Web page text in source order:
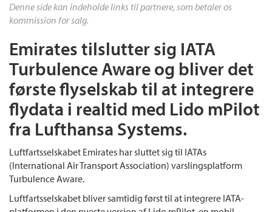
Denne side kan indeholde links til partnere, som betaler os
kommission for salg.
Emirates tilslutter sig IATA
Turbulence Aware og bliver det
første flyselskab til at integrere
flydata i realtid med Lido mPilot
fra Lufthansa Systems.
Luftfartsselskabet Emirates har sluttet sig til IATAs
(International Air Transport Association) varslingsplatform
Turbulence Aware.
Luftfartsselskabet bliver samtidig først til at integrere IATA-